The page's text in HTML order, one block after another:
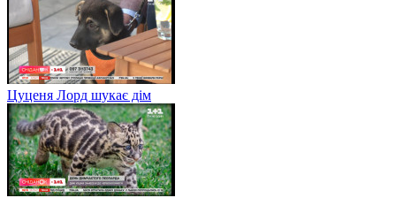
Цуценя Лорд шукає дім